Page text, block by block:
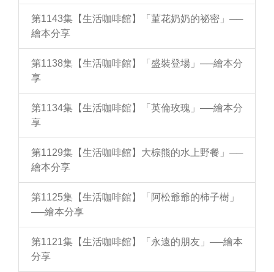
第1143集【生活咖啡館】「菫花奶奶的祕密」──
繪本分享
第1138集【生活咖啡館】「盛裝登場」──繪本分
享
第1134集【生活咖啡館】「英倫玫瑰」──繪本分
享
第1129集【生活咖啡館】大棕熊的水上野餐」──
繪本分享
第1125集【生活咖啡館】「阿松爺爺的柿子樹」
──繪本分享
第1121集【生活咖啡館】「永遠的朋友」──繪本
分享